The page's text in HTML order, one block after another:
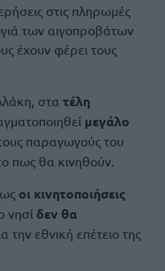
στις πληρωμές
των αιγοπροβάτων
έχουν φέρει τους
στα τέλη
μεγάλο
παραγωγούς του
πως θα κινηθούν.
οι κινητοποιήσεις
νησί δεν θα
την εθνική επέτειο της